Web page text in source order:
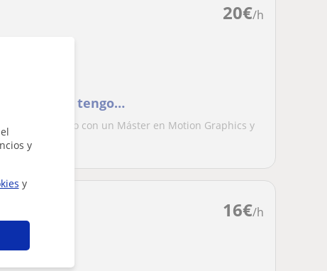
y
y
20€/h
también tengo
y especializado con un Máster en Motion Graphics y
ofre...
16€/h